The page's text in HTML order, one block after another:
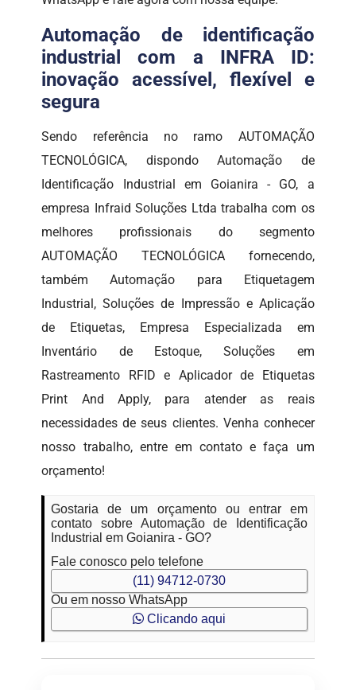
Automação de identificação
industrial com a INFRA ID:
inovação acessível, flexível e
segura
Sendo referência no ramo AUTOMAÇÃO
TECNOLÓGICA, dispondo Automação de
Identificação Industrial em Goianira - GO, a
empresa Infraid Soluções Ltda trabalha com os
melhores profissionais do segmento
AUTOMAÇÃO TECNOLÓGICA fornecendo,
também Automação para Etiquetagem
Industrial, Soluções de Impressão e Aplicação
de Etiquetas, Empresa Especializada em
Inventário de Estoque, Soluções em
Rastreamento RFID e Aplicador de Etiquetas
Print And Apply, para atender as reais
necessidades de seus clientes. Venha conhecer
nosso trabalho, entre em contato e faça um
orçamento!
Gostaria de um orçamento ou entrar em
contato sobre Automação de Identificação
Industrial em Goianira - GO?
Fale conosco pelo telefone
(11) 94712-0730
Ou em nosso WhatsApp
Clicando aqui